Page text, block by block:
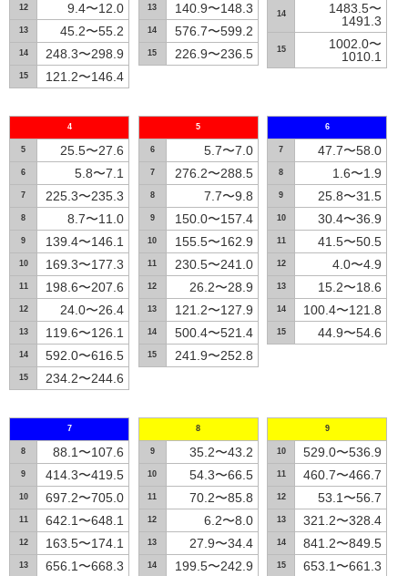
12 9.4〜12.0
13 45.2〜55.2
14 248.3〜298.9
15 121.2〜146.4
13 140.9〜148.3
14 576.7〜599.2
15 226.9〜236.5
14
1483.5〜
1491.3
15
1002.0〜
1010.1
4
5 25.5〜27.6
6 5.8〜7.1
7 225.3〜235.3
8 8.7〜11.0
9 139.4〜146.1
10 169.3〜177.3
11 198.6〜207.6
12 24.0〜26.4
13 119.6〜126.1
14 592.0〜616.5
15 234.2〜244.6
5
6 5.7〜7.0
7 276.2〜288.5
8 7.7〜9.8
9 150.0〜157.4
10 155.5〜162.9
11 230.5〜241.0
12 26.2〜28.9
13 121.2〜127.9
14 500.4〜521.4
15 241.9〜252.8
6
7 47.7〜58.0
8 1.6〜1.9
9 25.8〜31.5
10 30.4〜36.9
11 41.5〜50.5
12 4.0〜4.9
13 15.2〜18.6
14 100.4〜121.8
15 44.9〜54.6
7
8 88.1〜107.6
9 414.3〜419.5
10 697.2〜705.0
11 642.1〜648.1
12 163.5〜174.1
13 656.1〜668.3
8
9 35.2〜43.2
10 54.3〜66.5
11 70.2〜85.8
12 6.2〜8.0
13 27.9〜34.4
14 199.5〜242.9
9
10 529.0〜536.9
11 460.7〜466.7
12 53.1〜56.7
13 321.2〜328.4
14 841.2〜849.5
15 653.1〜661.3